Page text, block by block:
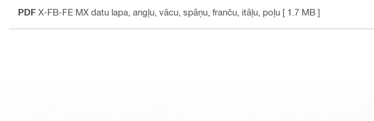
PDF X-FB-FE MX datu lapa , angļu, vācu, spāņu, franču, itāļu, poļu [ 1.7 MB ]